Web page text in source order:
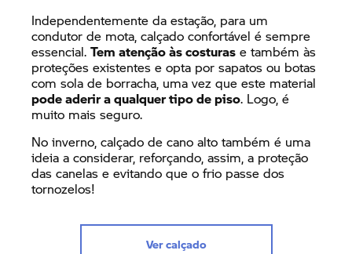
Independentemente da estação, para um
condutor de mota, calçado confortável é sempre
essencial. Tem atenção às costuras e também às
proteções existentes e opta por sapatos ou botas
com sola de borracha, uma vez que este material
pode aderir a qualquer tipo de piso. Logo, é
muito mais seguro.
No inverno, calçado de cano alto também é uma
ideia a considerar, reforçando, assim, a proteção
das canelas e evitando que o frio passe dos
tornozelos!
Ver calçado